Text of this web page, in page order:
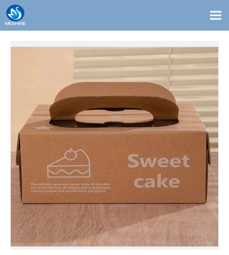
Contacto
Blogs
Sobre nosotros